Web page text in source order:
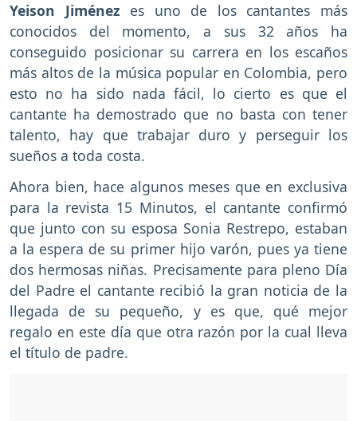
Yeison Jiménez es uno de los cantantes más
conocidos del momento, a sus 32 años ha
conseguido posicionar su carrera en los escaños
más altos de la música popular en Colombia, pero
esto no ha sido nada fácil, lo cierto es que el
cantante ha demostrado que no basta con tener
talento, hay que trabajar duro y perseguir los
sueños a toda costa.
Ahora bien, hace algunos meses que en exclusiva
para la revista 15 Minutos, el cantante confirmó
que junto con su esposa Sonia Restrepo, estaban
a la espera de su primer hijo varón, pues ya tiene
dos hermosas niñas. Precisamente para pleno Día
del Padre el cantante recibió la gran noticia de la
llegada de su pequeño, y es que, qué mejor
regalo en este día que otra razón por la cual lleva
el título de padre.